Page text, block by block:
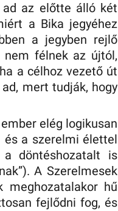
az előtte álló két
a Bika jegyéhez
a jegyben rejlő
nem félnek az újtól,
a célhoz vezető út
mert tudják, hogy
elég logikusan
és a szerelmi élettel
a döntéshozatalt is
A Szerelmesek
meghozatalakor hű
fejlődni fog, és